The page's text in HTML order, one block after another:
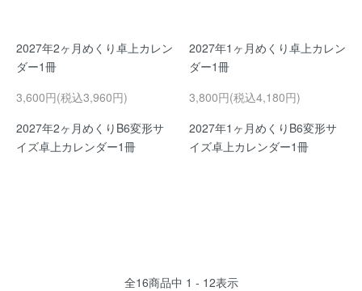
2027年2ヶ月めくり卓上カレン
ダー1冊
3,600円(税込3,960円)
2027年2ヶ月めくりB6変形サ
イズ卓上カレンダー1冊
2027年1ヶ月めくり卓上カレン
ダー1冊
3,800円(税込4,180円)
2027年1ヶ月めくりB6変形サ
イズ卓上カレンダー1冊
全16商品中 1 - 12表示